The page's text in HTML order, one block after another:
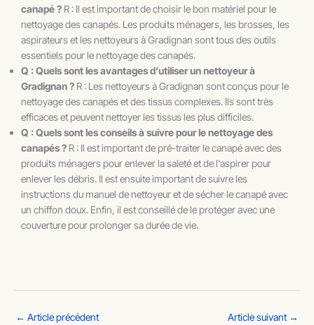
canapé ? R : Il est important de choisir le bon matériel pour le
nettoyage des canapés. Les produits ménagers, les brosses, les
aspirateurs et les nettoyeurs à Gradignan sont tous des outils
essentiels pour le nettoyage des canapés.
Q : Quels sont les avantages d’utiliser un nettoyeur à
Gradignan ? R : Les nettoyeurs à Gradignan sont conçus pour le
nettoyage des canapés et des tissus complexes. Ils sont très
efficaces et peuvent nettoyer les tissus les plus difficiles.
Q : Quels sont les conseils à suivre pour le nettoyage des
canapés ? R : Il est important de pré-traiter le canapé avec des
produits ménagers pour enlever la saleté et de l'aspirer pour
enlever les débris. Il est ensuite important de suivre les
instructions du manuel de nettoyeur et de sécher le canapé avec
un chiffon doux. Enfin, il est conseillé de le protéger avec une
couverture pour prolonger sa durée de vie.
← Article précédent Article suivant →